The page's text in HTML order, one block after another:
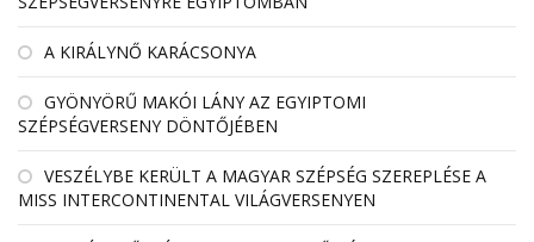
A KIRÁLYNŐ KARÁCSONYA
GYÖNYÖRŰ MAKÓI LÁNY AZ EGYIPTOMI
SZÉPSÉGVERSENY DÖNTŐJÉBEN
VESZÉLYBE KERÜLT A MAGYAR SZÉPSÉG SZEREPLÉSE A
MISS INTERCONTINENTAL VILÁGVERSENYEN